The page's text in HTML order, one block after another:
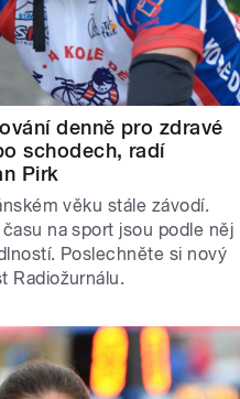
denně pro zdravé
schodech, radí
Pirk
věku stále závodí.
na sport jsou podle něj
Poslechněte si nový
Radiožurnálu.